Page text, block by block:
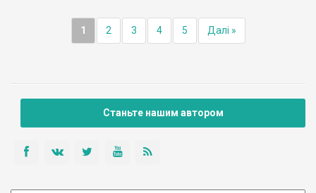
1 2 3 4 5 Далі »
Станьте нашим автором